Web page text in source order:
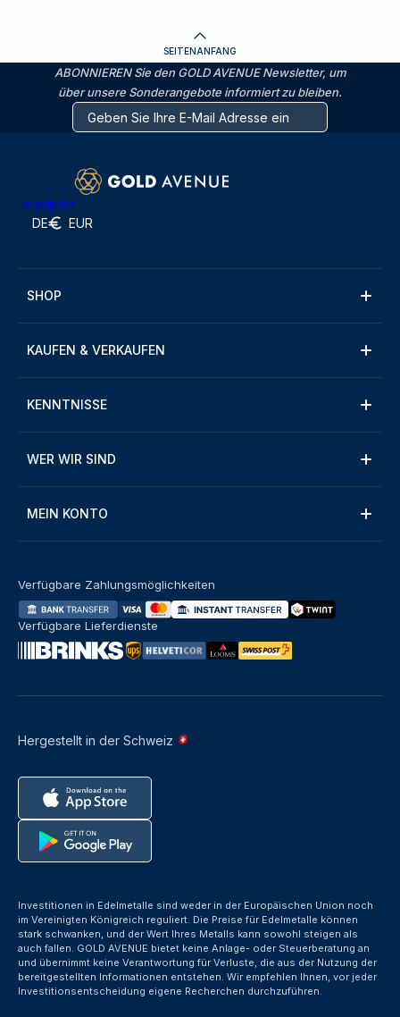
SEITENANFANG
ABONNIEREN Sie den GOLD AVENUE Newsletter, um
über unsere Sonderangebote informiert zu bleiben.
Trustpilot
DE EUR
SHOP
KAUFEN & VERKAUFEN
KENNTNISSE
WER WIR SIND
MEIN KONTO
Hergestellt in der Schweiz
Verfügbare Zahlungsmöglichkeiten
Verfügbare Lieferdienste
Investitionen in Edelmetalle sind weder in der Europäischen Union noch
im Vereinigten Königreich reguliert. Die Preise für Edelmetalle können
stark schwanken, und der Wert Ihres Metalls kann sowohl steigen als
auch fallen. GOLD AVENUE bietet keine Anlage- oder Steuerberatung an
und übernimmt keine Verantwortung für Verluste, die aus der Nutzung der
bereitgestellten Informationen entstehen. Wir empfehlen Ihnen, vor jeder
Investitionsentscheidung eigene Recherchen durchzuführen.